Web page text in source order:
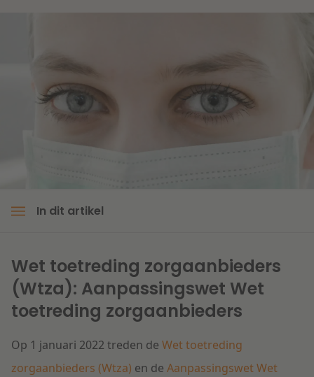
Aansprakelijkheid & Verzekering
Litigation
Onderwijs
Lees meer
In dit artikel
Wet toetreding zorgaanbieders
(Wtza): Aanpassingswet Wet
toetreding zorgaanbieders
Op 1 januari 2022 treden de Wet toetreding
zorgaanbieders (Wtza) en de Aanpassingswet Wet